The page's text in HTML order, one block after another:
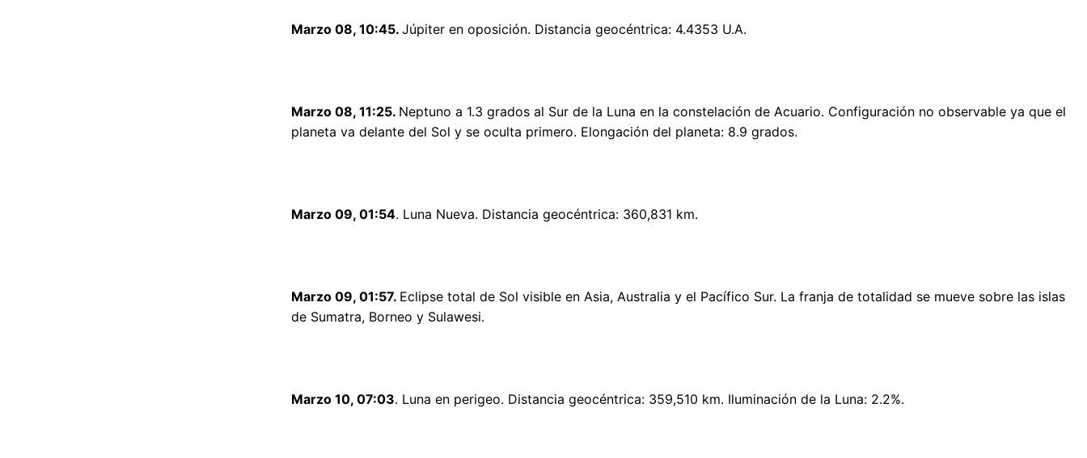
Marzo 08, 10:45. Júpiter en oposición. Distancia geocéntrica: 4.4353 U.A.
Marzo 08, 11:25. Neptuno a 1.3 grados al Sur de la Luna en la constelación de Acuario. Configuración no observable ya que el
planeta va delante del Sol y se oculta primero. Elongación del planeta: 8.9 grados.
Marzo 09, 01:54. Luna Nueva. Distancia geocéntrica: 360,831 km.
Marzo 09, 01:57. Eclipse total de Sol visible en Asia, Australia y el Pacífico Sur. La franja de totalidad se mueve sobre las islas
de Sumatra, Borneo y Sulawesi.
Marzo 10, 07:03. Luna en perigeo. Distancia geocéntrica: 359,510 km. Iluminación de la Luna: 2.2%.